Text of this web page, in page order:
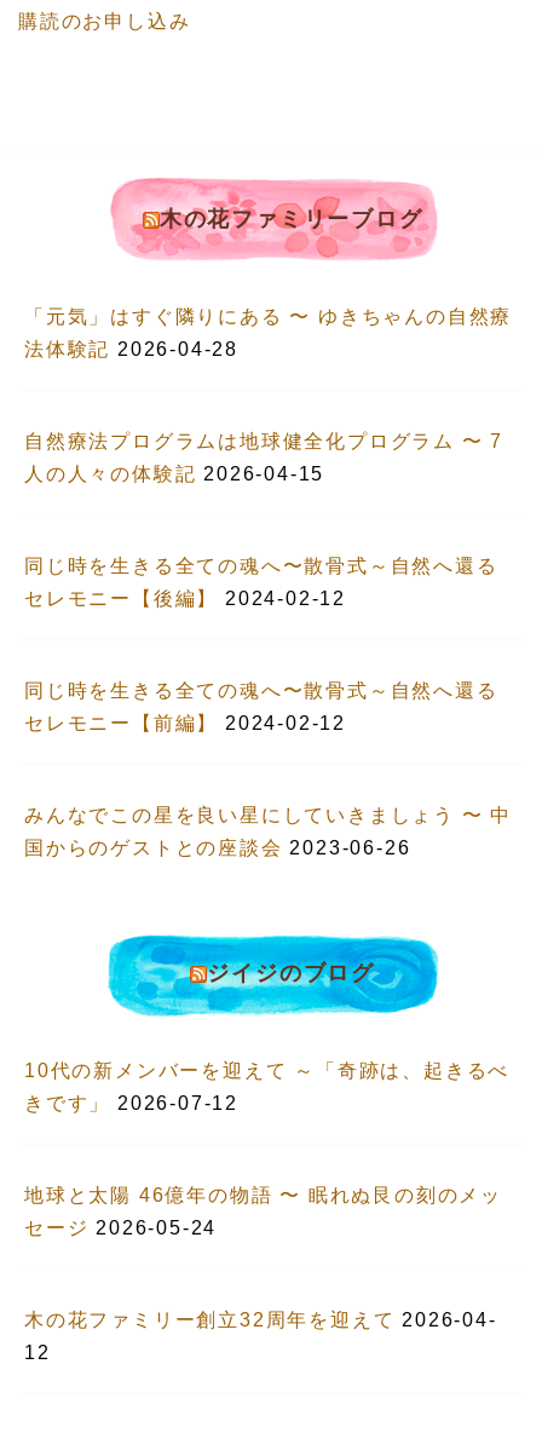
購読のお申し込み
木の花ファミリーブログ
「元気」はすぐ隣りにある 〜 ゆきちゃんの自然療
法体験記 2026-04-28
自然療法プログラムは地球健全化プログラム 〜 7
人の人々の体験記 2026-04-15
同じ時を生きる全ての魂へ〜散骨式～自然へ還る
セレモニー【後編】
2024-02-12
同じ時を生きる全ての魂へ〜散骨式～自然へ還る
セレモニー【前編】
2024-02-12
みんなでこの星を良い星にしていきましょう 〜 中
国からのゲストとの座談会 2023-06-26
ジイジのブログ
10代の新メンバーを迎えて ～「奇跡は、起きるべ
きです」
2026-07-12
地球と太陽 46億年の物語 〜 眠れぬ艮の刻のメッ
セージ 2026-05-24
木の花ファミリー創立32周年を迎えて 2026-04-
12